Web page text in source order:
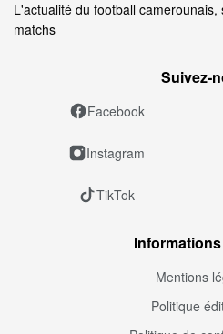
L'actualité du football
matchs
Facebook
Instagram
TikTok
Mentions
Politique